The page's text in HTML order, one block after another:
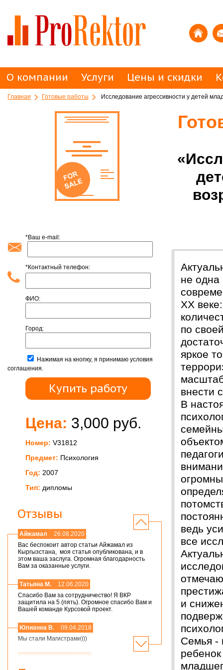
О компании Услуги Цены и скидки
Главная Готовые работы Исследование агрессивности у детей
*Ваш e-mail:
*Контактный телефон:
ФИО:
Город:
Нажимая на кнопку, я принимаю условия
соглашения.
Цена: 3,000 руб.
Номер: V31812
Предмет: Психология
Год: 2007
Тип: дипломы
Отзывы
Айжамал
26.08.2020
Вас беспокоит автор статьи Айжамал из
Кыргызстана, моя статья опубликована, и в
этом ваша заслуга. Огромная благодарность
Вам за оказанные услуги.
Татьяна М.
12.06.2020
Спасибо Вам за сотрудничество! Я ВКР
защитила на 5 (пять). Огромное спасибо Вам и
Вашей команде Курсовой проект.
Юлианна В.
09.04.2018
Мы стали Магистрами)))
Мария,добрый день! Спасибо большое.
не одна
ХХ
по
яркое
внести
В
ведь
все
и
Семья -